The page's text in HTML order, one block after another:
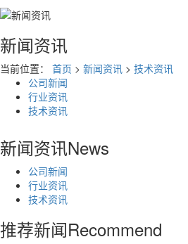
新闻资讯
当前位置： 首页 > 新闻资讯 > 技术资讯
公司新闻
行业资讯
技术资讯
新闻资讯News
公司新闻
行业资讯
技术资讯
推荐新闻Recommend